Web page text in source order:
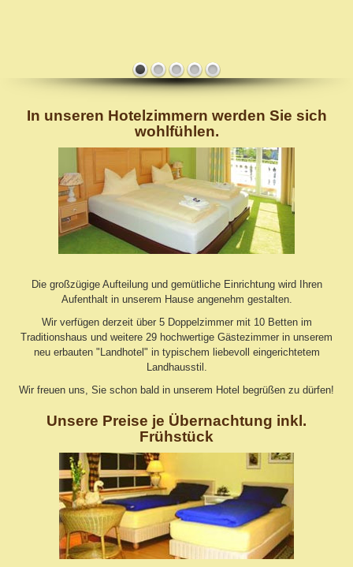
In unseren Hotelzimmern werden Sie sich
wohlfühlen.
Die großzügige Aufteilung und gemütliche Einrichtung wird Ihren
Aufenthalt in unserem Hause angenehm gestalten.
Wir verfügen derzeit über 5 Doppelzimmer mit 10 Betten im
Traditionshaus und weitere 29 hochwertige Gästezimmer in unserem
neu erbauten "Landhotel" in typischem liebevoll eingerichtetem
Landhausstil.
Wir freuen uns, Sie schon bald in unserem Hotel begrüßen zu dürfen!
Unsere Preise je Übernachtung inkl.
Frühstück